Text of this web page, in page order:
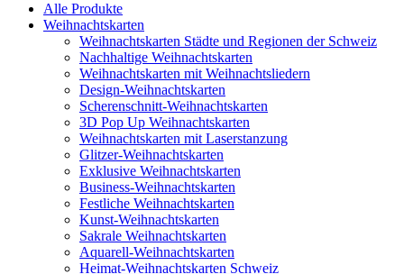
Alle Produkte
Weihnachtskarten
Weihnachtskarten Städte und Regionen der Schweiz
Nachhaltige Weihnachtskarten
Weihnachtskarten mit Weihnachtsliedern
Design-Weihnachtskarten
Scherenschnitt-Weihnachtskarten
3D Pop Up Weihnachtskarten
Weihnachtskarten mit Laserstanzung
Glitzer-Weihnachtskarten
Exklusive Weihnachtskarten
Business-Weihnachtskarten
Festliche Weihnachtskarten
Kunst-Weihnachtskarten
Sakrale Weihnachtskarten
Aquarell-Weihnachtskarten
Heimat-Weihnachtskarten Schweiz